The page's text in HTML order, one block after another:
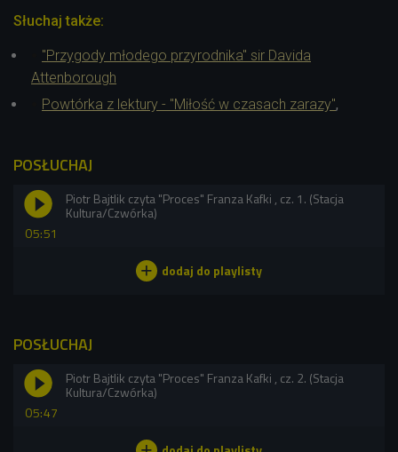
Słuchaj także:
"Przygody młodego przyrodnika" sir Davida
Attenborough
Powtórka z lektury - "Miłość w czasach zarazy",
POSŁUCHAJ
05:51
Piotr Bajtlik czyta "Proces" Franza Kafki , cz. 1. (Stacja
Kultura/Czwórka)
POSŁUCHAJ
05:47
Piotr Bajtlik czyta "Proces" Franza Kafki , cz. 2. (Stacja
Kultura/Czwórka)